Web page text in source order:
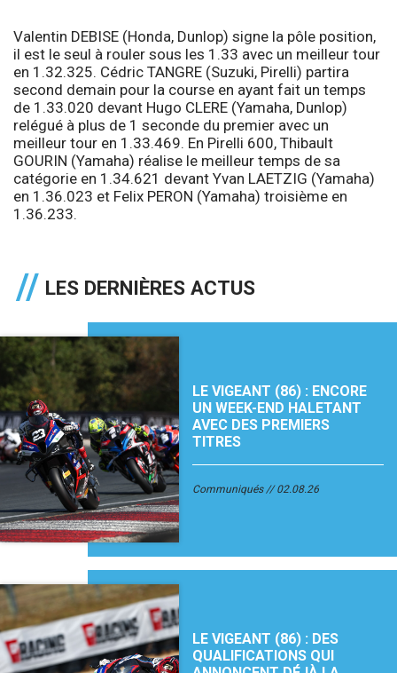
Valentin DEBISE (Honda, Dunlop) signe la pôle position,
il est le seul à rouler sous les 1.33 avec un meilleur tour
en 1.32.325. Cédric TANGRE (Suzuki, Pirelli) partira
second demain pour la course en ayant fait un temps
de 1.33.020 devant Hugo CLERE (Yamaha, Dunlop)
relégué à plus de 1 seconde du premier avec un
meilleur tour en 1.33.469. En Pirelli 600, Thibault
GOURIN (Yamaha) réalise le meilleur temps de sa
catégorie en 1.34.621 devant Yvan LAETZIG (Yamaha)
en 1.36.023 et Felix PERON (Yamaha) troisième en
1.36.233.
LES DERNIÈRES ACTUS
LE VIGEANT (86) : ENCORE
UN WEEK-END HALETANT
AVEC DES PREMIERS
TITRES
Communiqués 02.08.26
LE VIGEANT (86) : DES
QUALIFICATIONS QUI